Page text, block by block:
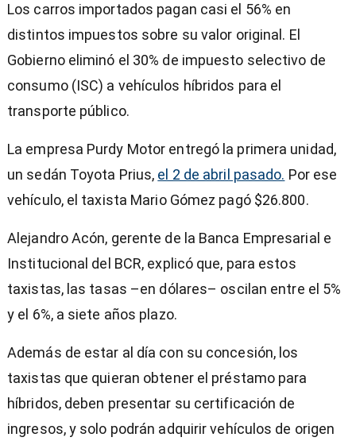
Los carros importados pagan casi el 56% en
distintos impuestos sobre su valor original. El
Gobierno eliminó el 30% de impuesto selectivo de
consumo (ISC) a vehículos híbridos para el
transporte público.
La empresa Purdy Motor entregó la primera unidad,
un sedán Toyota Prius, el 2 de abril pasado. Por ese
vehículo, el taxista Mario Gómez pagó $26.800.
Alejandro Acón, gerente de la Banca Empresarial e
Institucional del BCR, explicó que, para estos
taxistas, las tasas –en dólares– oscilan entre el 5%
y el 6%, a siete años plazo.
Además de estar al día con su concesión, los
taxistas que quieran obtener el préstamo para
híbridos, deben presentar su certificación de
ingresos, y solo podrán adquirir vehículos de origen